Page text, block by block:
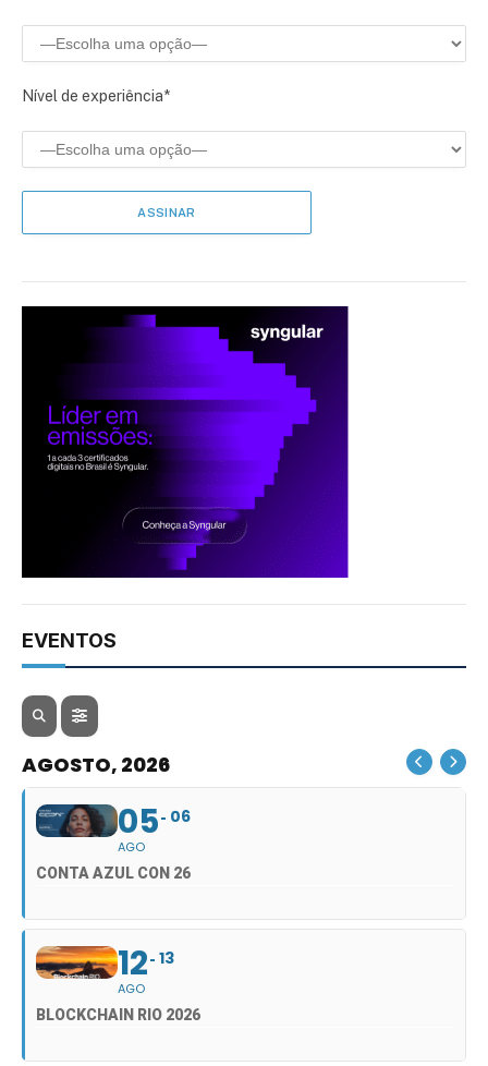
Nível de experiência*
EVENTOS
AGOSTO, 2026
05
AGO
06
CONTA AZUL CON 26
12
AGO
13
BLOCKCHAIN RIO 2026